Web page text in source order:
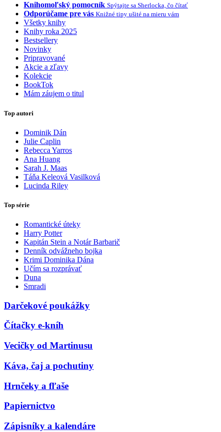
Knihomoľský pomocník Spýtajte sa Sherlocka, čo čítať
Odporúčame pre vás Knižné tipy ušité na mieru vám
Všetky knihy
Knihy roka 2025
Bestsellery
Novinky
Pripravované
Akcie a zľavy
Kolekcie
BookTok
Mám záujem o titul
Top autori
Dominik Dán
Julie Caplin
Rebecca Yarros
Ana Huang
Sarah J. Maas
Táňa Keleová Vasilková
Lucinda Riley
Top série
Romantické úteky
Harry Potter
Kapitán Stein a Notár Barbarič
Denník odvážneho bojka
Krimi Dominika Dána
Učím sa rozprávať
Duna
Smradi
Darčekové poukážky
Čítačky e-kníh
Vecičky od Martinusu
Káva, čaj a pochutiny
Hrnčeky a fľaše
Papiernictvo
Zápisníky a kalendáre